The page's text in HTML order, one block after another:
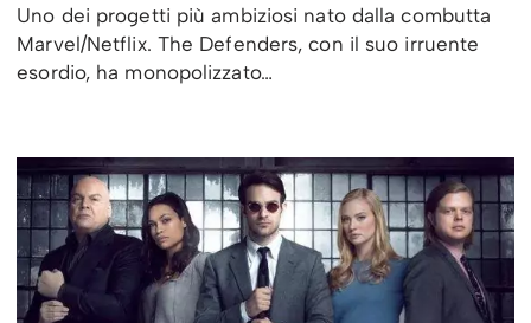
Uno dei progetti più ambiziosi nato dalla combutta
Marvel/Netflix. The Defenders, con il suo irruente
esordio, ha monopolizzato…